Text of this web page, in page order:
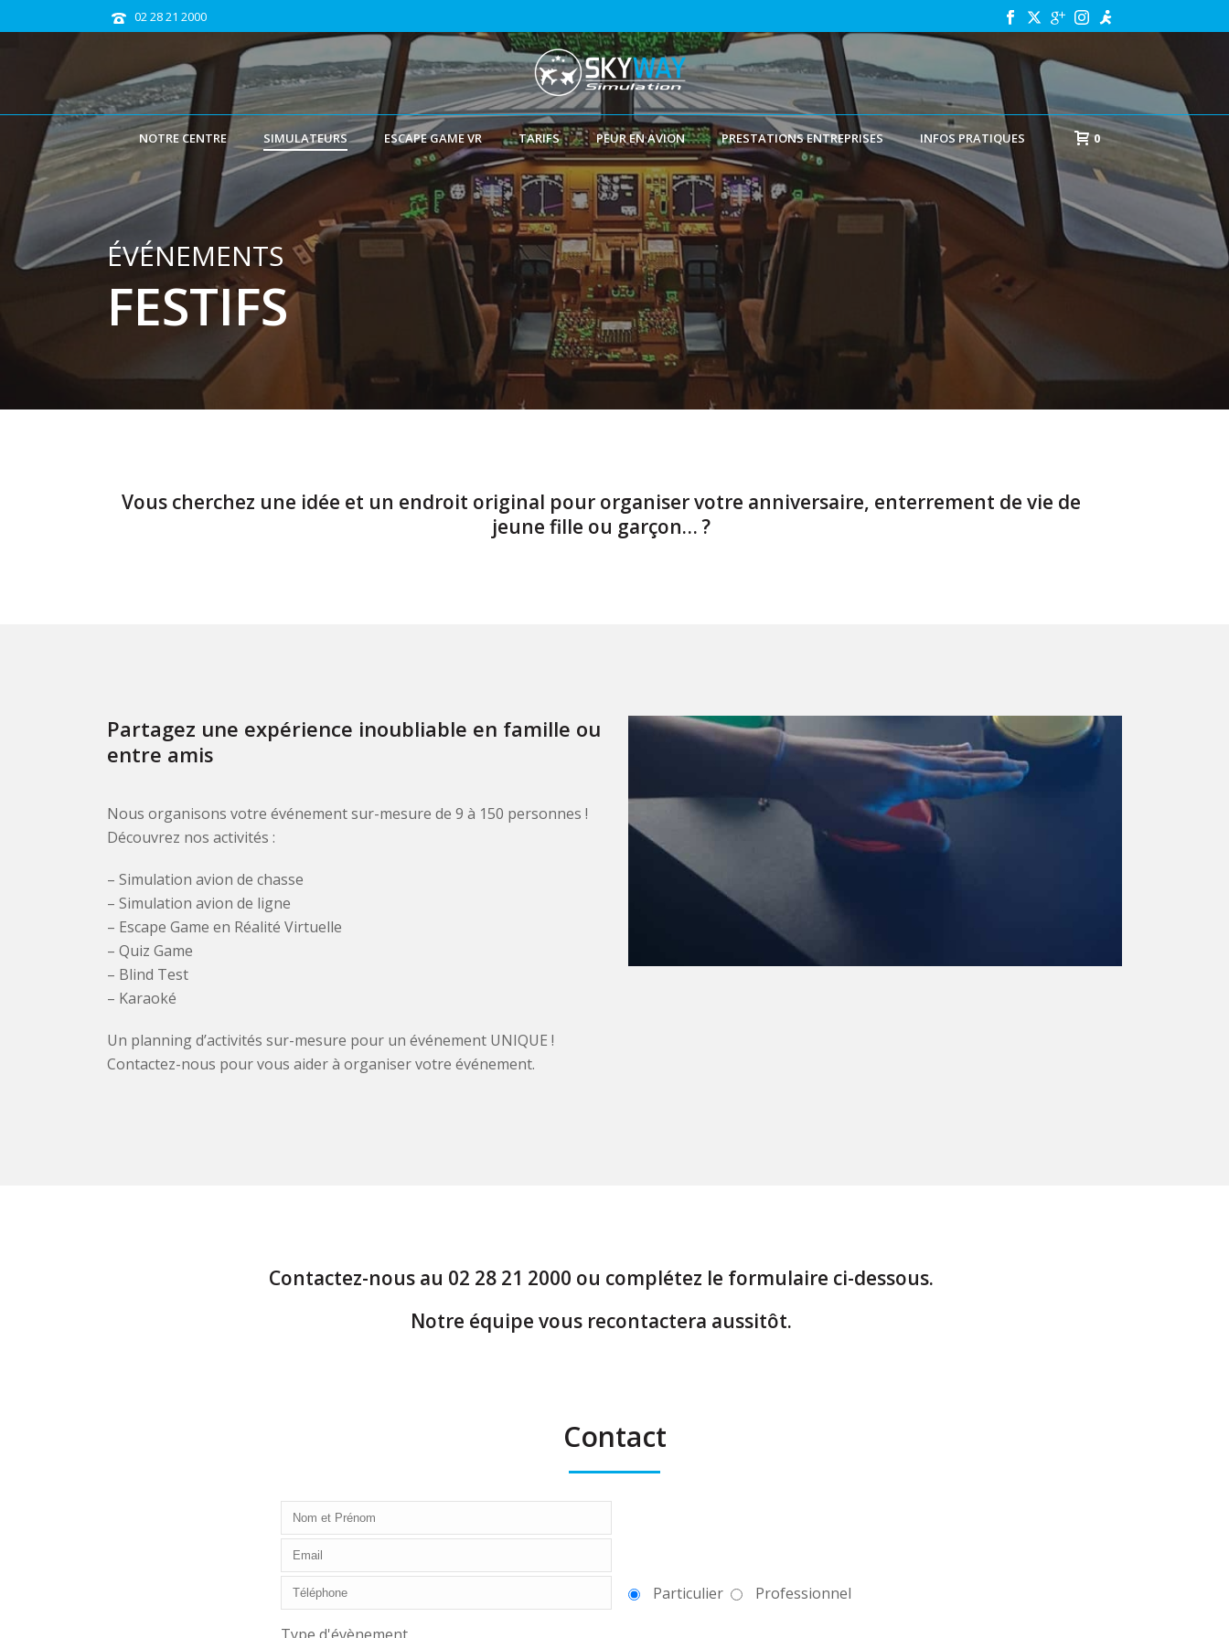
02 28 21 2000
NOTRE CENTRE SIMULATEURS ESCAPE GAME VR TARIFS PEUR EN AVION PRESTATIONS ENTREPRISES INFOS PRATIQUES 0
ÉVÉNEMENTS
FESTIFS
Vous cherchez une idée et un endroit original pour organiser votre anniversaire, enterrement de vie de
jeune fille ou garçon… ?
Partagez une expérience inoubliable en famille ou
entre amis
Nous organisons votre événement sur-mesure de 9 à 150 personnes !
Découvrez nos activités :
– Simulation avion de chasse
– Simulation avion de ligne
– Escape Game en Réalité Virtuelle
– Quiz Game
– Blind Test
– Karaoké
Un planning d’activités sur-mesure pour un événement UNIQUE !
Contactez-nous pour vous aider à organiser votre événement.
Contactez-nous au 02 28 21 2000 ou complétez le formulaire ci-dessous.
Notre équipe vous recontactera aussitôt.
Contact
Particulier Professionnel